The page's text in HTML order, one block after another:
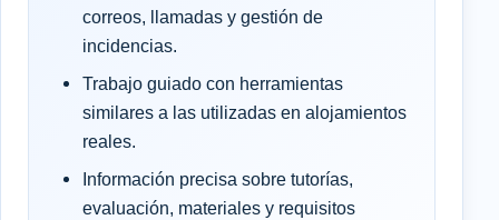
correos, llamadas y gestión de
incidencias.
Trabajo guiado con herramientas
similares a las utilizadas en alojamientos
reales.
Información precisa sobre tutorías,
evaluación, materiales y requisitos